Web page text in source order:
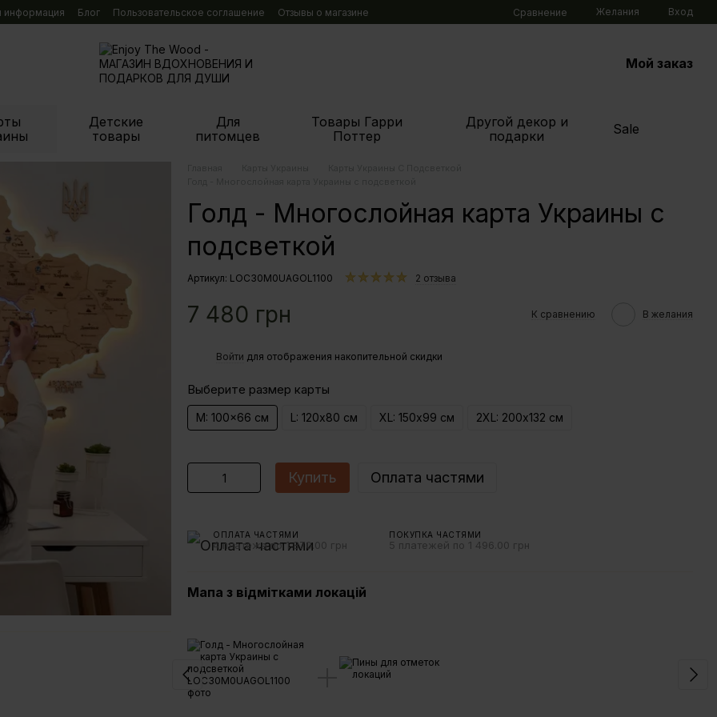
информация Блог Пользовательское соглашение Отзывы о магазине Сравнение Желания Вход
Мой заказ
Детские
товары
Для
питомцев
Товары Гарри
Поттер
Другой декор и
подарки
Sale
Голд - Многослойная карта Украины с
подсветкой
Артикул: LOС30M0UAGOL1100 2 отзыва
7 480 грн К сравнению В желания
Войти для отображения накопительной скидки
Выберите размер карты
M: 100x66 см L: 120х80 см XL: 150х99 см 2XL: 200х132 см
Купить Оплата частями
ОПЛАТА ЧАСТЯМИ
4 платежа по 1 870.00 грн
ПОКУПКА ЧАСТЯМИ
5 платежей по 1 496.00 грн
Мапа з відмітками локацій